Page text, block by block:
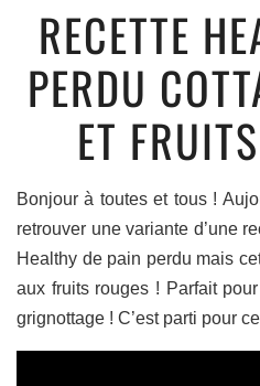
RECETTE
PERDU
ET
Bonjour à toutes et tous !
retrouver une variante d’une
Healthy de pain perdu mais
aux fruits rouges ! Parfait
grignottage ! C’est parti pour